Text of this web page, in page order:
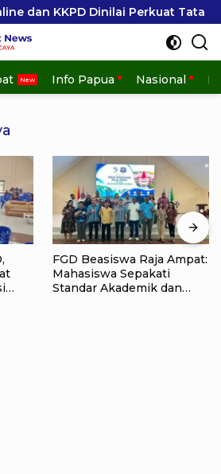
Perkuat Tata Kelola APBD
Info Papua Nasional
FGD Beasiswa Raja Ampat:
Mahasiswa Sepakati
Standar Akademik dan